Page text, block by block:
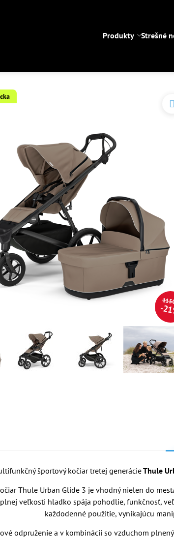
Produkty Strešné
športový kočiar tretej generácieThule
Thule Urban Glide 3 je vhodný nielen do
veľkosti hladko spája pohodlie, funkčnosť,
každodenné použitie, vynikajúcu
odpruženie a v kombinácií so vzduchom